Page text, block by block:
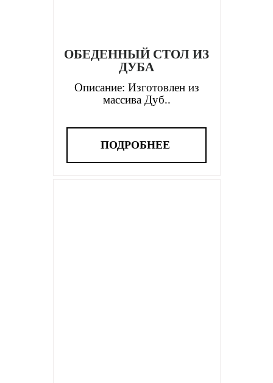
ОБЕДЕННЫЙ СТОЛ ИЗ
ДУБА
Описание: Изготовлен из
массива Дуб..
ПОДРОБНЕЕ